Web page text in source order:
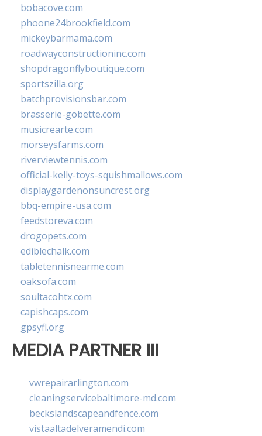
bobacove.com
phoone24brookfield.com
mickeybarmama.com
roadwayconstructioninc.com
shopdragonflyboutique.com
sportszilla.org
batchprovisionsbar.com
brasserie-gobette.com
musicrearte.com
morseysfarms.com
riverviewtennis.com
official-kelly-toys-squishmallows.com
displaygardenonsuncrest.org
bbq-empire-usa.com
feedstoreva.com
drogopets.com
ediblechalk.com
tabletennisnearme.com
oaksofa.com
soultacohtx.com
capishcaps.com
gpsyfl.org
MEDIA PARTNER III
vwrepairarlington.com
cleaningservicebaltimore-md.com
beckslandscapeandfence.com
vistaaltadelveramendi.com